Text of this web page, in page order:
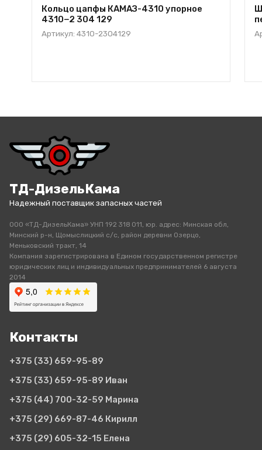
Кольцо цапфы КАМАЗ-4310 упорное
4310−2 304 129
Артикул: 4310-2304129
ТД-ДизельКама
Надежный поставщик запасных частей
ООО «ТД-ДизельКама» УНП 192 318 011, юр. адрес: Минская обл,
Минский р-н, Щомыслицкий с/с, район деревни Озерцо,
Меньковский тракт, 14
Компания зарегистрирована в Едином государственном регистре
юридических лиц и индивидуальных предпринимателей 6 августа
2014
Контакты
+375 (33) 659-95-89
+375 (33) 659-95-89 Иван
+375 (44) 700-32-59 Марина
+375 (29) 669-87-46 Кирилл
+375 (29) 605-32-15 Елена